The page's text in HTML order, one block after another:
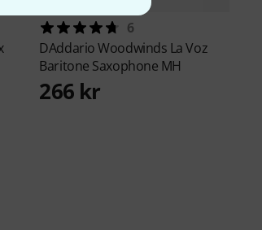
6
DAddario Woodwinds La Voz
Baritone Saxophone MH
266 kr